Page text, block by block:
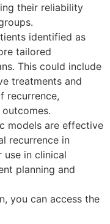
their reliability
identified as
tailored
This could include
treatments and
recurrence,
models are effective
recurrence in
use in clinical
planning and
you can access the